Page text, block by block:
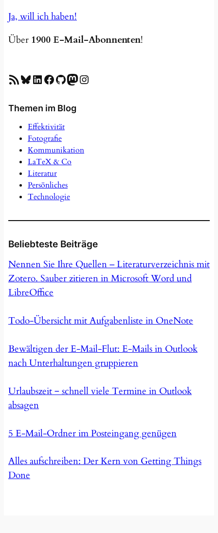
Ja, will ich haben!
Über 1900 E-Mail-Abonnenten!
RSS-Feed Bluesky LinkedIn Facebook GitHub Mastodon Instagram
Themen im Blog
Effektivität
Fotografie
Kommunikation
LaTeX & Co
Literatur
Persönliches
Technologie
Beliebteste Beiträge
Nennen Sie Ihre Quellen – Literaturverzeichnis mit
Zotero. Sauber zitieren in Microsoft Word und
LibreOffice
Todo-Übersicht mit Aufgabenliste in OneNote
Bewältigen der E-Mail-Flut: E-Mails in Outlook
nach Unterhaltungen gruppieren
Urlaubszeit ‒ schnell viele Termine in Outlook
absagen
5 E-Mail-Ordner im Posteingang genügen
Alles aufschreiben: Der Kern von Getting Things
Done